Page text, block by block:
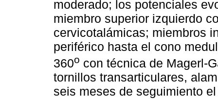
moderado; los potenciales
miembro superior izquierdo
cervicotalámicas; miembros
periférico hasta el cono
360o con técnica de Magerl-
tornillos transarticulares,
seis meses de seguimiento